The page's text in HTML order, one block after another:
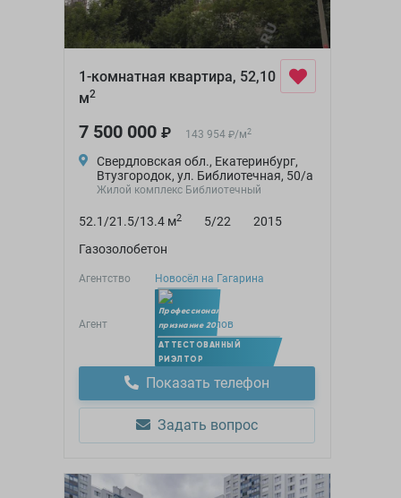
1-комнатная квартира, 52,10
м2
7 500 000 ₽ 143 954 ₽/м2
Свердловская обл., Екатеринбург,
Втузгородок, ул. Библиотечная, 50/а
Жилой комплекс Библиотечный
52.1/21.5/13.4 м2 5/22
2015
Газозолобетон
Агентство Новосёл на Гагарина
Член УПН
Агент Артем Яндулов
АТТЕСТОВАННЫЙ
РИЭЛТОР
Показать телефон
Задать вопрос